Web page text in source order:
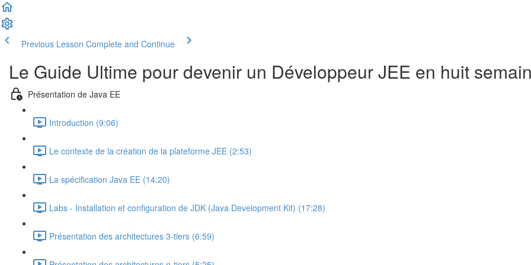
Previous Lesson Complete and Continue
Le Guide Ultime pour devenir un Développeur JEE en huit
Présentation de Java EE
Introduction (9:06)
Le contexte de la création de la plateforme JEE (2:53)
La spécification Java EE (14:20)
Labs - Installation et configuration de JDK (Java Development Kit) (17:28)
Présentation des architectures 3-tiers (6:59)